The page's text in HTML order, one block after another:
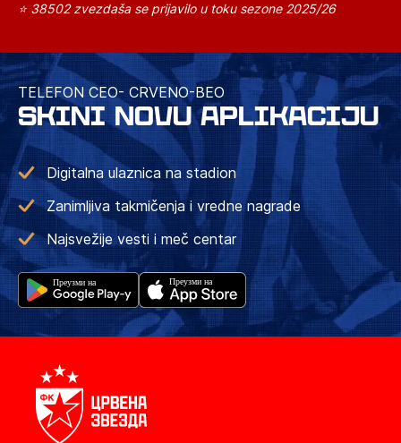
⭐ 38502 zvezdaša se prijavilo u toku sezone 2025/26
TELEFON CEO- CRVENO-BEO
SKINI NOVU APLIKACIJU
Digitalna ulaznica na stadion
Zanimljiva takmičenja i vredne nagrade
Najsvežije vesti i meč centar